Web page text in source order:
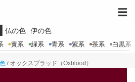
仏の色 伊の色
黄系 緑系 青系 紫系 茶系 白黒系
☰
/オックスブラッド（Oxblood）